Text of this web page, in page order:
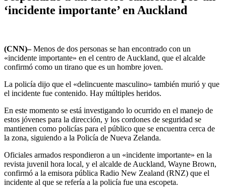
‘incidente importante’ en Auckland
(CNN)–Menos de dos personas se han encontrado con un
«incidente importante» en el centro de Auckland, que el alcalde
confirmó como un tirano que es un hombre joven.
La policía dijo que el «delincuente masculino» también murió y que
el incidente fue contenido. Hay múltiples heridos.
En este momento se está investigando lo ocurrido en el manejo de
estos jóvenes para la dirección, y los cordones de seguridad se
mantienen como policías para el público que se encuentra cerca de
la zona, siguiendo a la Policía de Nueva Zelanda.
Oficiales armados respondieron a un «incidente importante» en la
revista juvenil hora local, y el alcalde de Auckland, Wayne Brown,
confirmó a la emisora ​​pública Radio New Zealand (RNZ) que el
incidente al que se refería a la policía fue una escopeta.